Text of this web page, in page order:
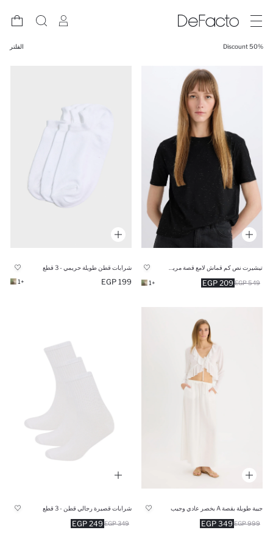
50% Discount الفلتر
209 EGP 549 EGP
+1
شرابات قطن طويلة حريمي - 3 قطع
199 EGP
+1
جيبة طويلة بقصة A بخصر عادي وجيب
349 EGP 999 EGP
شرابات قصيرة رجالي قطن - 3 قطع
249 EGP 349 EGP